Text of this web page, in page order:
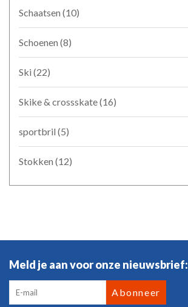
Schaatsen (10)
Schoenen (8)
Ski (22)
Skike & crossskate(16)
sportbril (5)
Stokken (12)
Meld je aan voor onze nieuwsbrief:
Abonneer